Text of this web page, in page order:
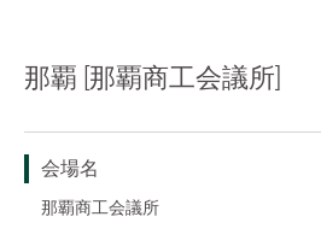
那覇 [那覇商工会議所]
会場名
那覇商工会議所